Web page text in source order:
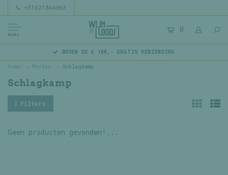
+31621864863
MENU
0
BOVEN DE € 100,- GRATIS VERZENDING
Home Merken Schlagkamp
Schlagkamp
Filters
Geen producten gevonden!...